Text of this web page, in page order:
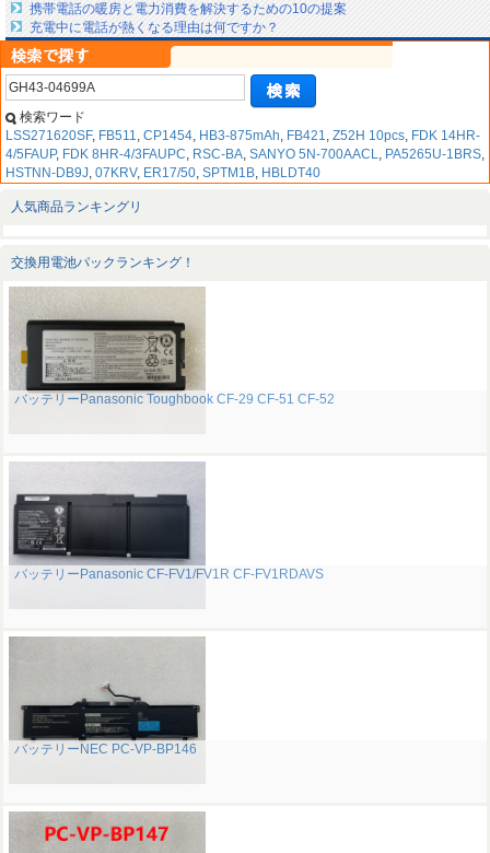
携帯電話の暖房と電力消費を解決するための10の提案
充電中に電話が熱くなる理由は何ですか？
検索ワード
LSS271620SF, FB511, CP1454, HB3-875mAh, FB421, Z52H 10pcs, FDK 14HR-
4/5FAUP, FDK 8HR-4/3FAUPC, RSC-BA, SANYO 5N-700AACL, PA5265U-1BRS,
HSTNN-DB9J, 07KRV, ER17/50, SPTM1B, HBLDT40
人気商品ランキングリ
交換用電池パックランキング！
バッテリーPanasonic Toughbook CF-29 CF-51 CF-52
バッテリーPanasonic CF-FV1/FV1R CF-FV1RDAVS
バッテリーNEC PC-VP-BP146